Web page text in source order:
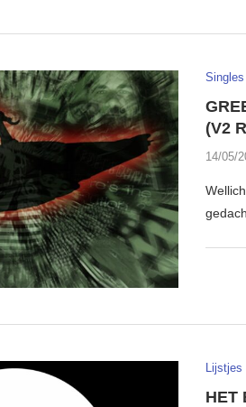
Singles
(V2
14/05/
Lijstjes
HET